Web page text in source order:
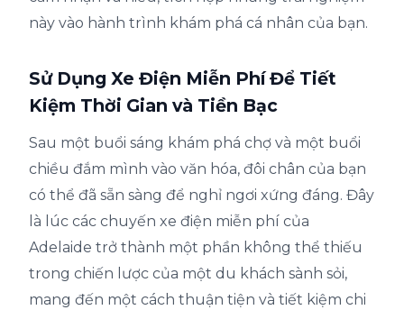
này vào hành trình khám phá cá nhân của bạn.
Sử Dụng Xe Điện Miễn Phí Để Tiết
Kiệm Thời Gian và Tiền Bạc
Sau một buổi sáng khám phá chợ và một buổi
chiều đắm mình vào văn hóa, đôi chân của bạn
có thể đã sẵn sàng để nghỉ ngơi xứng đáng. Đây
là lúc các chuyến xe điện miễn phí của
Adelaide trở thành một phần không thể thiếu
trong chiến lược của một du khách sành sỏi,
mang đến một cách thuận tiện và tiết kiệm chi